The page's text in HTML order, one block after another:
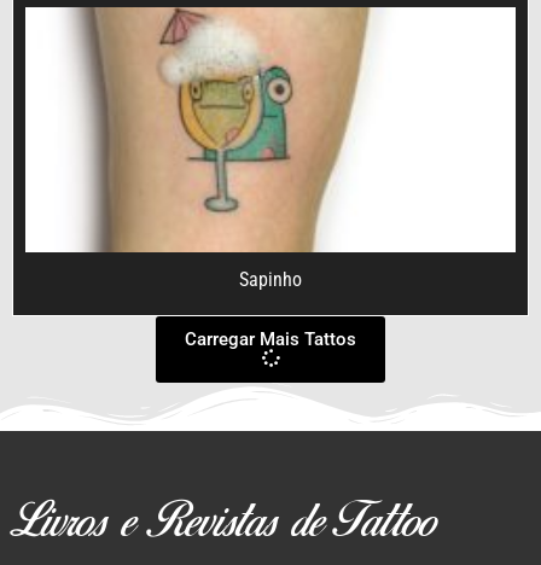
Sapinho
Carregar Mais Tattos
Livros e Revistas de Tattoo